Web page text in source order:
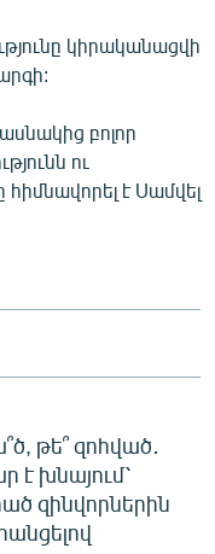
կիրականացվի
բոլոր
ու
է Սամվել
թե՞ զոհված․
է խնայում՝
զինվորներին